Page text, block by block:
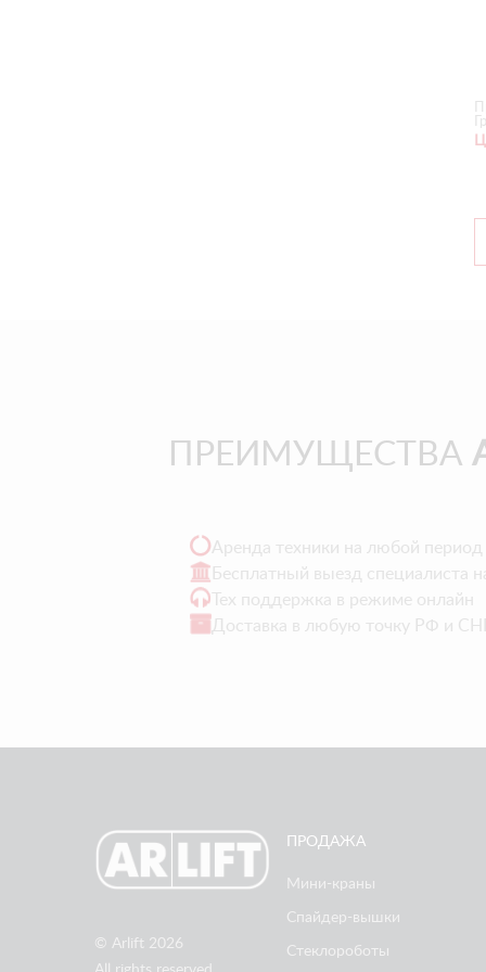
ПРЕИМУЩЕСТВА
Аренда техники на любой период
Бесплатный выезд специалиста
Тех поддержка в режиме онлайн
Доставка в любую точку РФ и
© Arlift 2026
ПРОДАЖА
Мини-краны
Спайдер-вышки
Стеклороботы